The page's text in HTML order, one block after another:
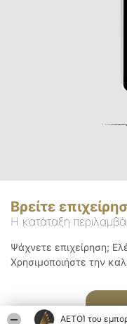
ΑΕΤΟΊ του
Βρείτε
Η κατάταξη
Ψάχνετε επιχείρηση;
Χρησιμοποιήστε την